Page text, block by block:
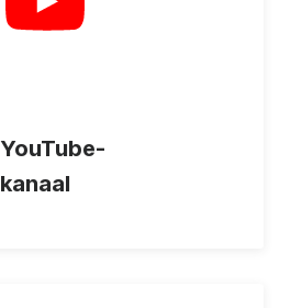
YouTube-
kanaal